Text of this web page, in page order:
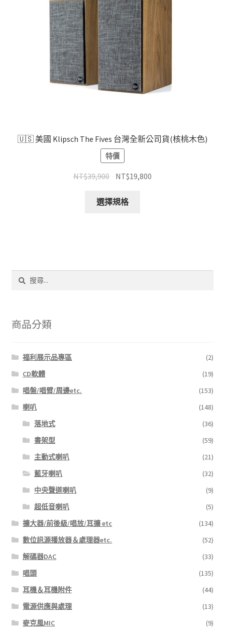
可
在
產
品
頁
面
選
擇
🇺🇸 美國 Klipsch The Fives 台灣全新公司貨(核桃木色)
特價
NT$39,900 原
價
NT$19,800
選擇規格
款
字:
商品分類
福利展示品專區
(2)
CD軟體
(19)
唱盤/唱臂/周邊etc.
(153)
喇叭
(148)
落地式
(36)
書架型
(59)
主動式喇叭
(21)
藍牙喇叭
(32)
中央聲道喇叭
(9)
超低音喇叭
(5)
擴大器/前後級/唱放/耳擴 etc
(134)
數位訊源播放器＆處理器etc.
(52)
解碼器DAC
(33)
唱頭
(135)
耳機＆耳機附件
(44)
電源供應與處理
(13)
麥克風MIC
(9)